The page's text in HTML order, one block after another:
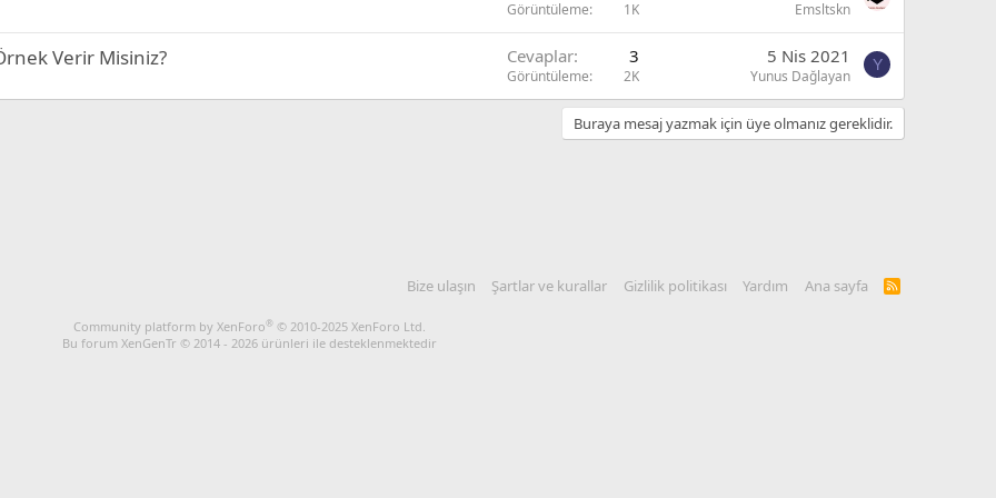
Görüntüleme 1K Emsltskn
Verir Misiniz? Cevaplar 3
Görüntüleme 2K
5 Nis 2021
Yunus Dağlayan
Y
Buraya mesaj yazmak için üye olmanız gereklidir.
Bize ulaşın Şartlar ve kurallar Gizlilik politikası Yardım Ana sayfa
R
Community platform by XenForo® © 2010-2025 XenForo Ltd.
Bu forum XenGenTr © 2014 - 2026 ürünleri ile desteklenmektedir